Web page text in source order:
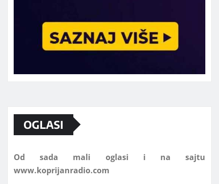
OGLASI
Od sada mali oglasi i na sajtu